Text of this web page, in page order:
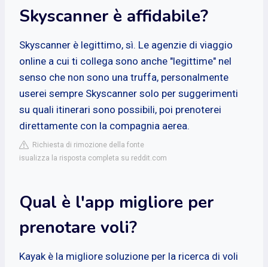
Skyscanner è affidabile?
Skyscanner è legittimo, sì. Le agenzie di viaggio
online a cui ti collega sono anche "legittime" nel
senso che non sono una truffa, personalmente
userei sempre Skyscanner solo per suggerimenti
su quali itinerari sono possibili, poi prenoterei
direttamente con la compagnia aerea.
Richiesta di rimozione della fonte
isualizza la risposta completa su reddit.com
Qual è l'app migliore per
prenotare voli?
Kayak è la migliore soluzione per la ricerca di voli